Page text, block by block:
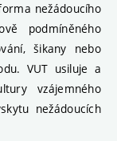
nežádoucího
podmíněného
šikany nebo
VUT usiluje a
vzájemného
nežádoucích